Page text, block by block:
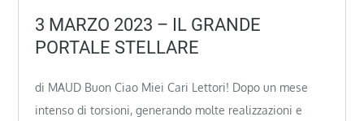
3 MARZO 2023 – IL GRANDE
PORTALE STELLARE
di MAUD Buon Ciao Miei Cari Lettori! Dopo un mese
intenso di torsioni, generando molte realizzazioni e